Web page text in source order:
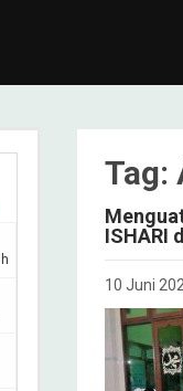
Tag:
ISHARI
10 Juni